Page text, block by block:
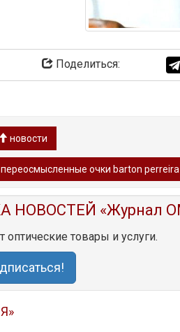
Поделиться:
новости
переосмысленные очки barton
«Журнал
оптические товары и услуги.